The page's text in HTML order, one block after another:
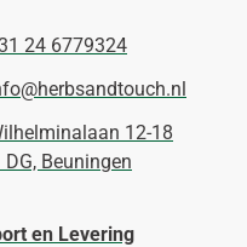
24 6779324
12-18
DG, Beuningen
en Levering